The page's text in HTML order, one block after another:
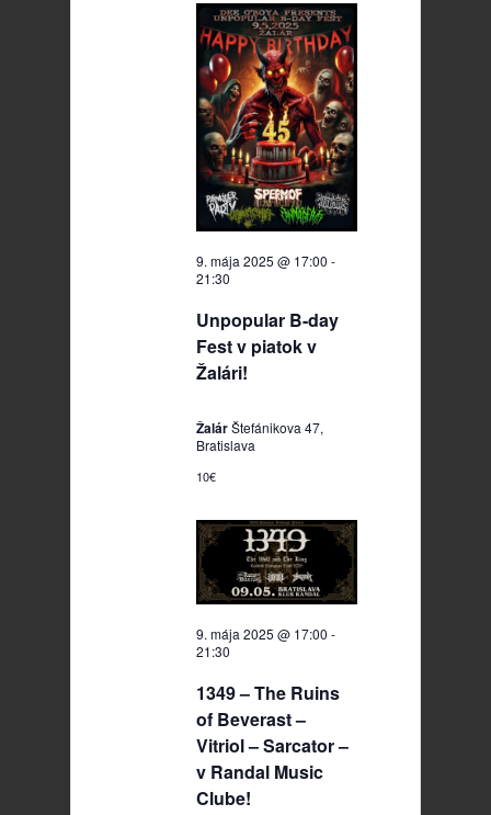
2025
Unpopular B-day
Fest v piatok v
Žalári!
9. mája 2025 @ 17:00 -
21:30
ŽalárŠtefánikova 47,
Bratislava
10€
1349 – The Ruins
of Beverast –
Vitriol – Sarcator –
v Randal Music
Clube!
9. mája 2025 @ 17:00 -
21:30